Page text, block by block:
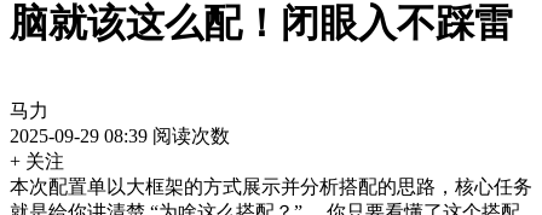
脑就该这么配！闭眼入不踩雷
马力
2025-09-29 08:39 阅读次数
+ 关注
本次配置单以大框架的方式展示并分析搭配的思路，核心任务